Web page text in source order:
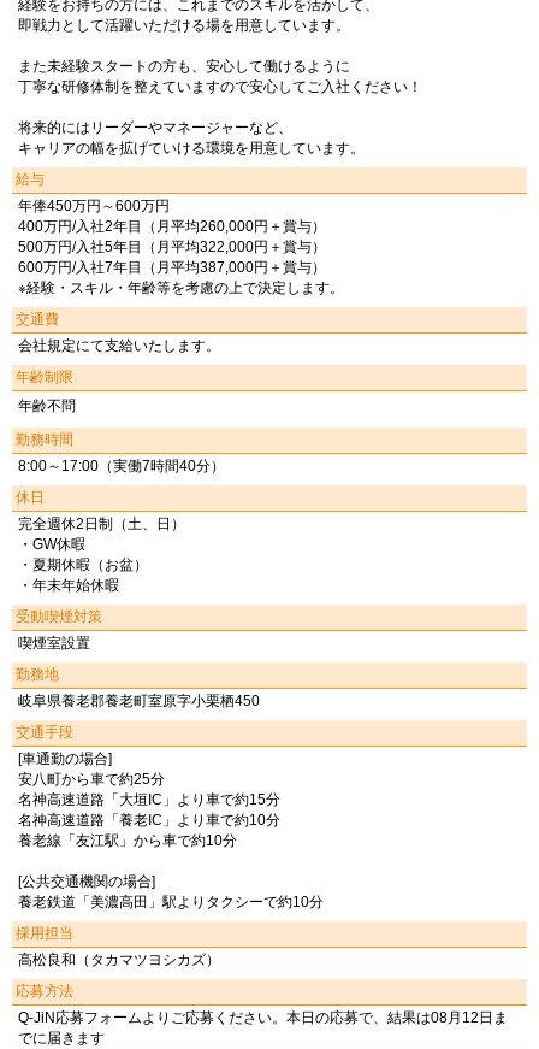
経験をお持ちの方には、これまでのスキルを活かして、
即戦力として活躍いただける場を用意しています。
また未経験スタートの方も、安心して働けるように
丁寧な研修体制を整えていますので安心してご入社ください！
将来的にはリーダーやマネージャーなど、
キャリアの幅を拡げていける環境を用意しています。
給与
年俸450万円～600万円
400万円/入社2年目（月平均260,000円＋賞与）
500万円/入社5年目（月平均322,000円＋賞与）
600万円/入社7年目（月平均387,000円＋賞与）
※経験・スキル・年齢等を考慮の上で決定します。
交通費
会社規定にて支給いたします。
年齢制限
年齢不問
勤務時間
8:00～17:00（実働7時間40分）
休日
完全週休2日制（土、日）
・GW休暇
・夏期休暇（お盆）
・年末年始休暇
受動喫煙対策
喫煙室設置
勤務地
岐阜県養老郡養老町室原字小栗栖450
交通手段
[車通勤の場合]
安八町から車で約25分
名神高速道路「大垣IC」より車で約15分
名神高速道路「養老IC」より車で約10分
養老線「友江駅」から車で約10分
[公共交通機関の場合]
養老鉄道「美濃高田」駅よりタクシーで約10分
採用担当
高松良和（タカマツヨシカズ）
応募方法
Q-JiN応募フォームよりご応募ください。本日の応募で、結果は08月12日ま
でに届きます